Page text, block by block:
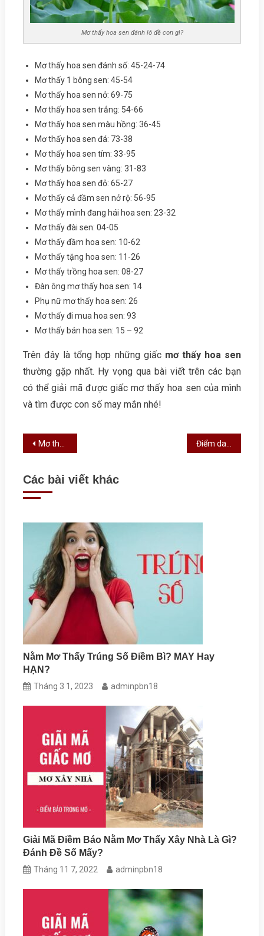
Mơ thấy hoa sen đánh lô đề con gì?
Mơ thấy hoa sen đánh số: 45-24-74
Mơ thấy 1 bông sen: 45-54
Mơ thấy hoa sen nở: 69-75
Mơ thấy hoa sen trắng: 54-66
Mơ thấy hoa sen màu hồng: 36-45
Mơ thấy hoa sen đá: 73-38
Mơ thấy hoa sen tím: 33-95
Mơ thấy bông sen vàng: 31-83
Mơ thấy hoa sen đỏ: 65-27
Mơ thấy cả đầm sen nở rộ: 56-95
Mơ thấy mình đang hái hoa sen: 23-32
Mơ thấy đài sen: 04-05
Mơ thấy đầm hoa sen: 10-62
Mơ thấy tặng hoa sen: 11-26
Mơ thấy trồng hoa sen: 08-27
Đàn ông mơ thấy hoa sen: 14
Phụ nữ mơ thấy hoa sen: 26
Mơ thấy đi mua hoa sen: 93
Mơ thấy bán hoa sen: 15 – 92
Trên đây là tổng hợp những giấc mơ thấy hoa sen
thường gặp nhất. Hy vọng qua bài viết trên các bạn
có thể giải mã được giấc mơ thấy hoa sen của mình
và tìm được con số may mắn nhé!
Điều hướng bài viết
Mơ thấy cá heo có ý nghĩa gì? Đánh lô đề con gì?
Các bài viết khác
Nằm Mơ Thấy Trúng Số Điềm Bì? MAY Hay
HẠN?
Tháng 3 1, 2023 adminpbn18
Giải Mã Điềm Báo Nằm Mơ Thấy Xây Nhà Là Gì?
Đánh Đề Số Mấy?
Tháng 11 7, 2022 adminpbn18